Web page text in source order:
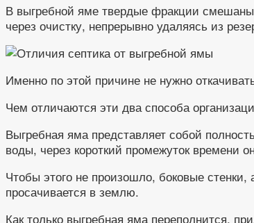
В выгребной яме твердые фракции
через очистку, непрерывно удаляясь из
Именно по этой причине не нужно
Чем отличаются эти два способа
Выгребная яма представляет собой
воды, через короткий промежуток времени
Чтобы этого не произошло, боковые
просачивается в землю.
Как только выгребная яма переполнится,